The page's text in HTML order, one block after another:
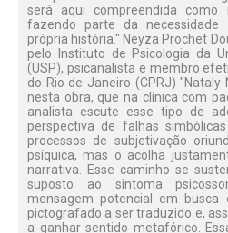
será aqui compreendida como
fazendo parte da necessidade
própria história." Neyza Prochet
pelo Instituto de Psicologia da
(USP), psicanalista e membro
do Rio de Janeiro (CPRJ)
nesta obra, que na clínica com
analista escute esse tipo de
perspectiva de falhas
processos de subjetivação
psíquica, mas o acolha
narrativa. Esse caminho se
suposto ao sintoma
mensagem potencial em busca
pictografado a ser traduzido e,
a ganhar sentido metafórico.